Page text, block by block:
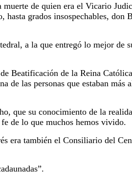
muerte de quien era el Vicario
hasta grados insospechables, don
a la que entregó lo mejor de
Beatificación de la Reina
de las personas que estaban más
que su conocimiento de la
de lo que muchos hemos vivido.
era también el Consiliario del